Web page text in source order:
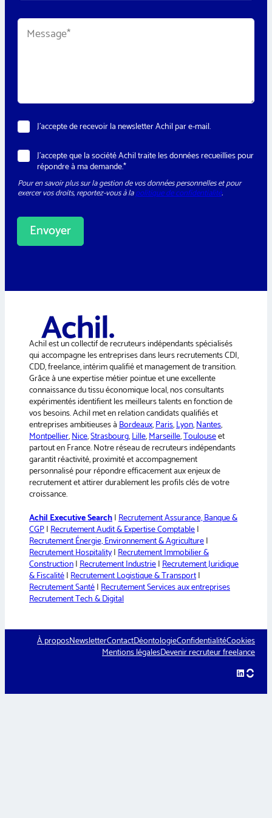
p
hM
N
e
s
l
t
t
e
C
v
é
N
e
w
s
e
t
t
r
J’accepte de recevoir la newsletter Achil par e-mail.
R
G
D
*
J’accepte que la société Achil traite les données recueillies pour
répondre à ma demande.*
Pour en savoir plus sur la gestion de vos données personnelles et pour
exercer vos droits, reportez-vous à lapolitique de confidentialité.
Envoyer
e
Achil est un collectif de recruteurs indépendants spécialisés
qui accompagne les entreprises dans leurs recrutements CDI,
CDD, freelance, intérim qualifié et management de transition.
Grâce à une expertise métier pointue et une excellente
connaissance du tissu économique local, nos consultants
expérimentés identifient les meilleurs talents en fonction de
vos besoins. Achil met en relation candidats qualifiés et
entreprises ambitieuses àBordeaux,Paris,Lyon,Nantes,
Montpellier,Nice,Strasbourg,Lille,Marseille,Toulouseet
partout en France. Notre réseau de recruteurs indépendants
garantit réactivité, proximité et accompagnement
personnalisé pour répondre efficacement aux enjeux de
recrutement et attirer durablement les profils clés de votre
croissance.
Achil Executive Search|Recrutement Assurance, Banque &
CGP|Recrutement Audit & Expertise Comptable|
Recrutement Énergie, Environnement & Agriculture|
Recrutement Hospitality|Recrutement Immobilier &
Construction|Recrutement Industrie|Recrutement Juridique
& Fiscalité|Recrutement Logistique & Transport|
Recrutement Santé|Recrutement Services aux entreprises
Recrutement Tech & Digital
À proposNewsletterContactDéontologieConfidentialitéCookies
Mentions légalesDevenir recruteur freelance
LinkedIn